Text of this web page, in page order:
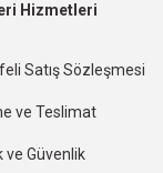
Hizmetleri
Satış Sözleşmesi
ve Teslimat
ve Güvenlik